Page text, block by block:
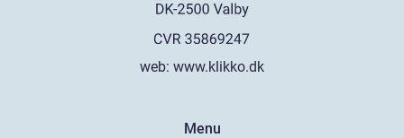
web: www.klikko.dk
Menu